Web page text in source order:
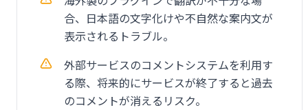
合、日本語の文字化けや不自然な案内文が
表示されるトラブル。
外部サービスのコメントシステムを利用す
る際、将来的にサービスが終了すると過去
のコメントが消えるリスク。